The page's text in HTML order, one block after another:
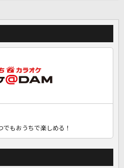
でもおうちで楽しめる！